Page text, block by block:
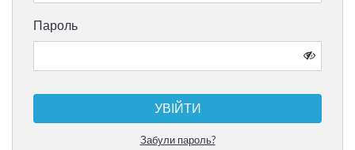
Пароль
УВІЙТИ
Забули пароль?